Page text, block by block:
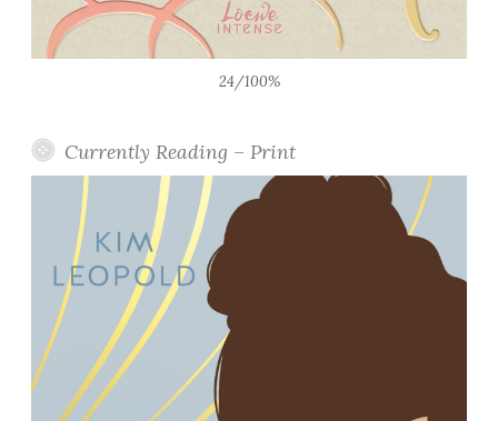
24/100%
Currently Reading – Print